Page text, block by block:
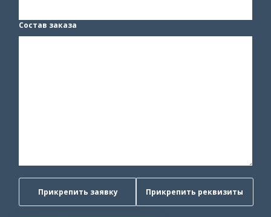
Состав заказа
Прикрепить заявку Прикрепить реквизиты